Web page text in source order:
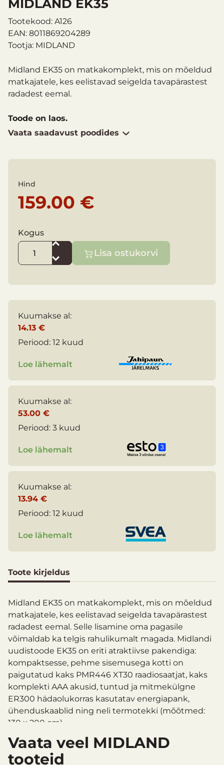
MIDLAND EK35
Tootekood: A126
EAN: 8011869204289
Tootja: MIDLAND
Midland EK35 on matkakomplekt, mis on mõeldud
matkajatele, kes eelistavad seigelda tavapärastest
radadest eemal.
Toode on laos.
Vaata saadavust poodides
Hind
159.00 €
Kogus
Lisa ostukorvi
Kuumakse al:
14.13 €
Periood: 12 kuud
Loe lähemalt
Kuumakse al:
53.00 €
Periood: 3 kuud
Loe lähemalt
Kuumakse al:
13.94 €
Periood: 12 kuud
Loe lähemalt
Toote kirjeldus
Midland EK35 on matkakomplekt, mis on mõeldud
matkajatele, kes eelistavad seigelda tavapärastest
radadest eemal. Selle lisamine oma pagasile
võimaldab ka telgis rahulikumalt magada. Midlandi
uudistoode EK35 on eriti atraktiivse pakendiga:
kompaktsesse, pehme sisemusega kotti on
paigutatud kaks PMR446 XT30 raadiosaatjat, kaks
komplekti AAA akusid, tuntud ja mitmekülgne
ER300 hädaolukorras kasutatav energiapank,
ühenduskaablid ning neli termotekki (mõõtmed:
130 x 200 cm).
Elupäästev komplekt Midland EK35:
Võimaldab suhelda raadioteel kuni 6 km
Vaata veel MIDLAND
tooteid